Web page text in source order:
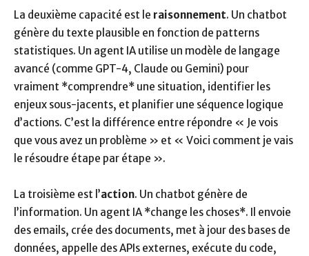
La deuxième capacité est le raisonnement. Un chatbot
génère du texte plausible en fonction de patterns
statistiques. Un agent IA utilise un modèle de langage
avancé (comme GPT-4, Claude ou Gemini) pour
vraiment *comprendre* une situation, identifier les
enjeux sous-jacents, et planifier une séquence logique
d’actions. C’est la différence entre répondre « Je vois
que vous avez un problème » et « Voici comment je vais
le résoudre étape par étape ».
La troisième est l’action. Un chatbot génère de
l’information. Un agent IA *change les choses*. Il envoie
des emails, crée des documents, met à jour des bases de
données, appelle des APIs externes, exécute du code,